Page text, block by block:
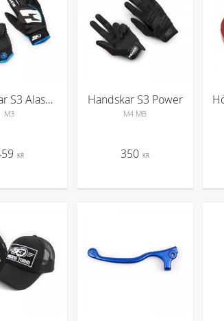
Handskar S3 Alaska Vinter
M3
KR
Handskar S3 Power
M4 MB
350 KR